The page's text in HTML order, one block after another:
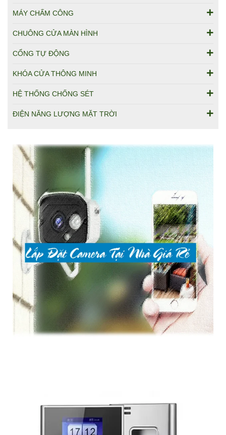
MÁY CHẤM CÔNG
CHUÔNG CỬA MÀN HÌNH
CỔNG TỰ ĐỘNG
KHÓA CỬA THÔNG MINH
HỆ THỐNG CHỐNG SÉT
ĐIỆN NĂNG LƯỢNG MẶT TRỜI